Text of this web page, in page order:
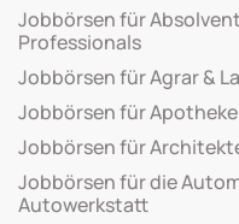
Jobbörsen für
Professionals
Jobbörsen für Agrar &
Jobbörsen für
Jobbörsen für
Jobbörsen für die
Autowerkstatt